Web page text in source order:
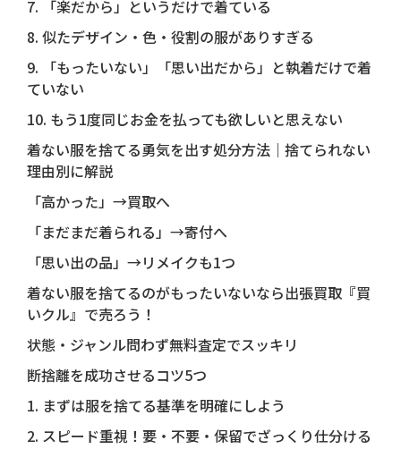
7. 「楽だから」というだけで着ている
8. 似たデザイン・色・役割の服がありすぎる
9. 「もったいない」「思い出だから」と執着だけで着
ていない
10. もう1度同じお金を払っても欲しいと思えない
着ない服を捨てる勇気を出す処分方法｜捨てられない
理由別に解説
「高かった」→買取へ
「まだまだ着られる」→寄付へ
「思い出の品」→リメイクも1つ
着ない服を捨てるのがもったいないなら出張買取『買
いクル』で売ろう！
状態・ジャンル問わず無料査定でスッキリ
断捨離を成功させるコツ5つ
1. まずは服を捨てる基準を明確にしよう
2. スピード重視！要・不要・保留でざっくり仕分ける